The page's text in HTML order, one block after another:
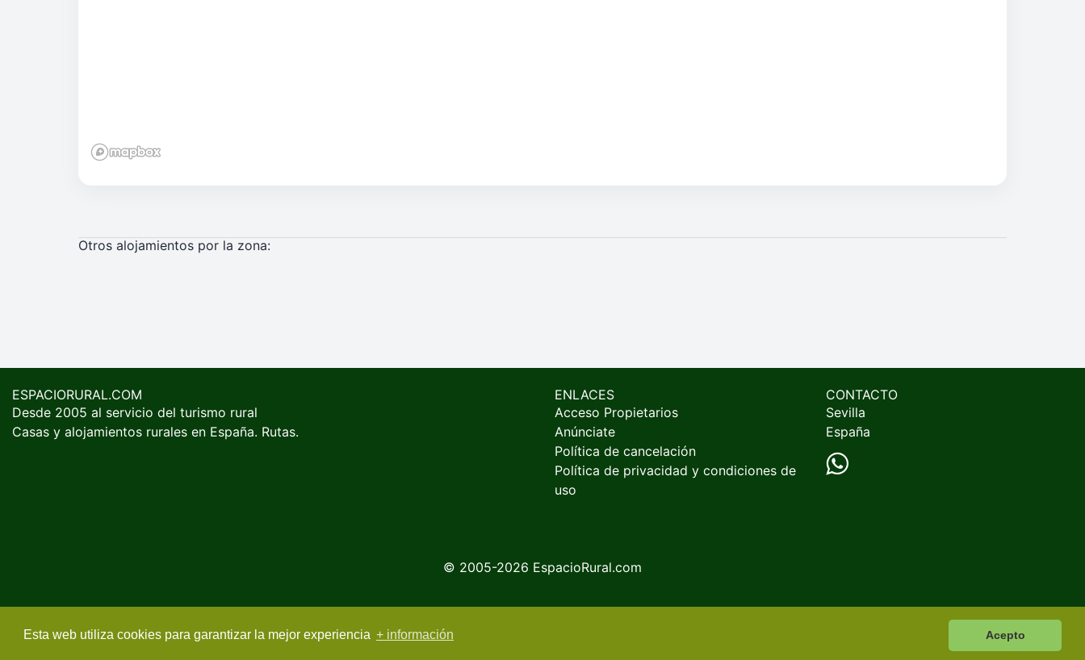
Esta web utiliza cookies para garantizar la mejor experiencia + información Acepto
Otros alojamientos por la zona:
ESPACIORURAL.COM
Desde 2005 al servicio del turismo rural
Casas y alojamientos rurales en España. Rutas.
ENLACES
Acceso Propietarios
Anúnciate
Política de cancelación
Política de privacidad y condiciones de
uso
CONTACTO
Sevilla
España
© 2005-2026 EspacioRural.com